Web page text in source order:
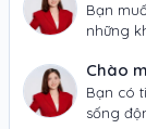
NGHỆ
Bạn
những
Chào
VÀ
Bạn có
sống